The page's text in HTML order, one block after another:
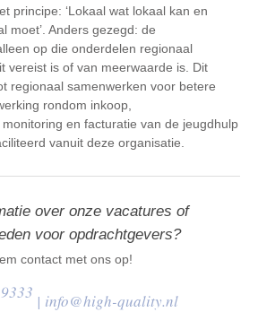
principe: ‘Lokaal wat lokaal kan en
moet’. Anders gezegd: de
op die onderdelen regionaal
vereist is of van meerwaarde is. Dit
regionaal samenwerken voor betere
rondom inkoop,
en facturatie van de jeugdhulp
vanuit deze organisatie.
over onze vacatures of
voor opdrachtgevers?
contact met ons op!
| info@high-quality.nl